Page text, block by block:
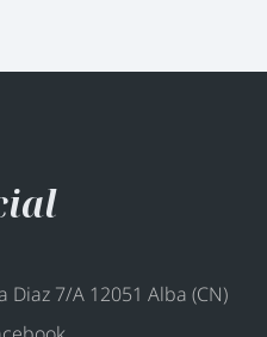
Diaz 7/A 12051 Alba (CN)